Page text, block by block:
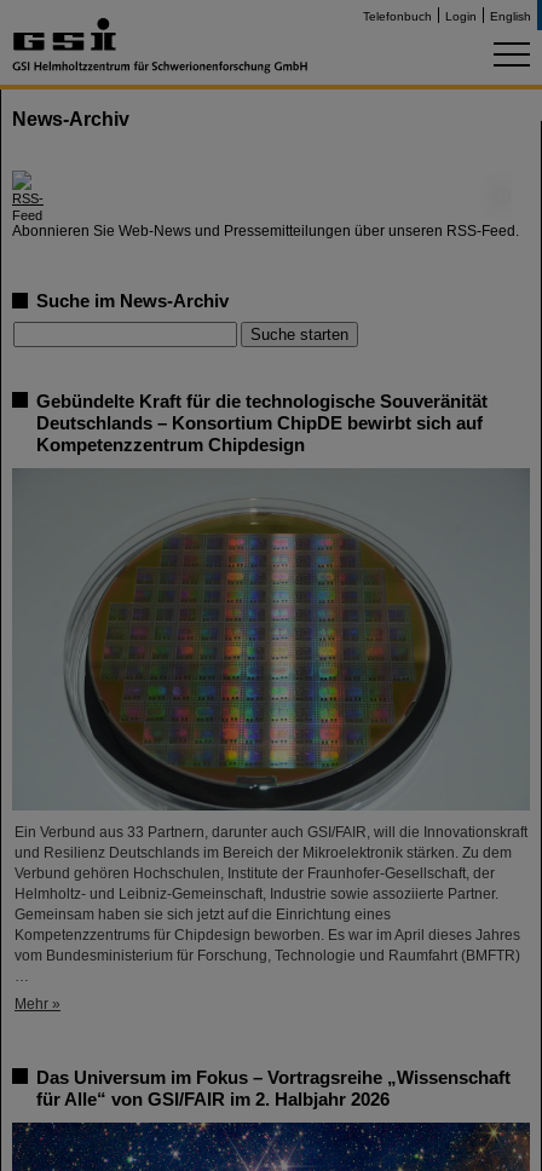
Telefonbuch Login English
News-Archiv
Abonnieren Sie Web-News und Pressemitteilungen über unseren RSS-Feed.
Suche im News-Archiv
Gebündelte Kraft für die technologische Souveränität
Deutschlands – Konsortium ChipDE bewirbt sich auf
Kompetenzzentrum Chipdesign
Ein Verbund aus 33 Partnern, darunter auch GSI/FAIR, will die Innovationskraft
und Resilienz Deutschlands im Bereich der Mikroelektronik stärken. Zu dem
Verbund gehören Hochschulen, Institute der Fraunhofer-Gesellschaft, der
Helmholtz- und Leibniz-Gemeinschaft, Industrie sowie assoziierte Partner.
Gemeinsam haben sie sich jetzt auf die Einrichtung eines
Kompetenzzentrums für Chipdesign beworben. Es war im April dieses Jahres
vom Bundesministerium für Forschung, Technologie und Raumfahrt (BMFTR)
…
Mehr »
Das Universum im Fokus – Vortragsreihe „Wissenschaft
für Alle“ von GSI/FAIR im 2. Halbjahr 2026